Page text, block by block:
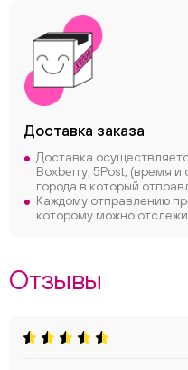
Доставка заказа
Доставка
Boxberry, 5Post, (время и
города в который
Каждому отправлению
которому можно
Отзывы